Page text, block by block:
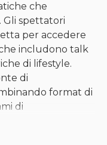
che
Gli spettatori
per accedere
includono talk
di lifestyle.
di
format di
di